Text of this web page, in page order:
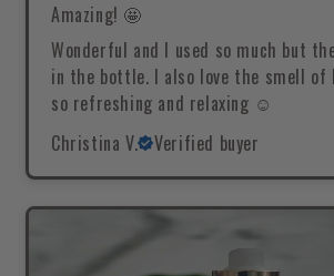
Amazing! 🤩
Wonderful and I used so much but
in the bottle. I also love the smell of
so refreshing and relaxing ☺️
Christina V.
Verified buyer